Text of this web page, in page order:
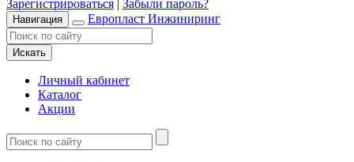
Зарегистрироваться | Забыли пароль?
Навигация Европласт Инжиниринг
Искать
Личный кабинет
Каталог
Акции